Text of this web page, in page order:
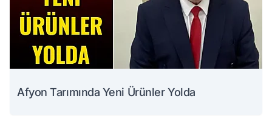
Afyon Tarımında Yeni Ürünler Yolda